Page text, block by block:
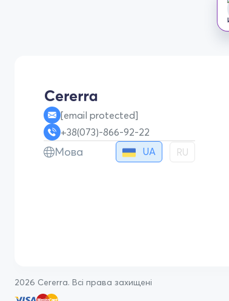
[email protected]
+38(073)-866-92-22
Мова UA RU
2026 Cererra. Всі права захищені